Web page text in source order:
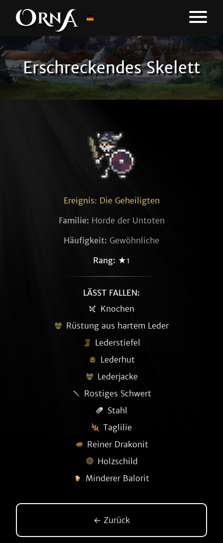
Erschreckendes Skelett
Ereignis: Die Geheiligten
Familie: Horde der Untoten
Häufigkeit: Gewöhnliche
Rang: ★1
LÄSST FALLEN:
Knochen
Rüstung aus hartem Leder
Lederstiefel
Lederhut
Lederjacke
Rostiges Schwert
Stahl
Taglilie
Reiner Drakonit
Holzschild
Minderer Balorit
← Zurück